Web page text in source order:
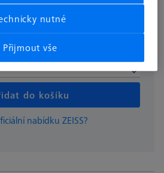
ks
do košíku
nabídku ZEISS?
nutné
Přijmout vše